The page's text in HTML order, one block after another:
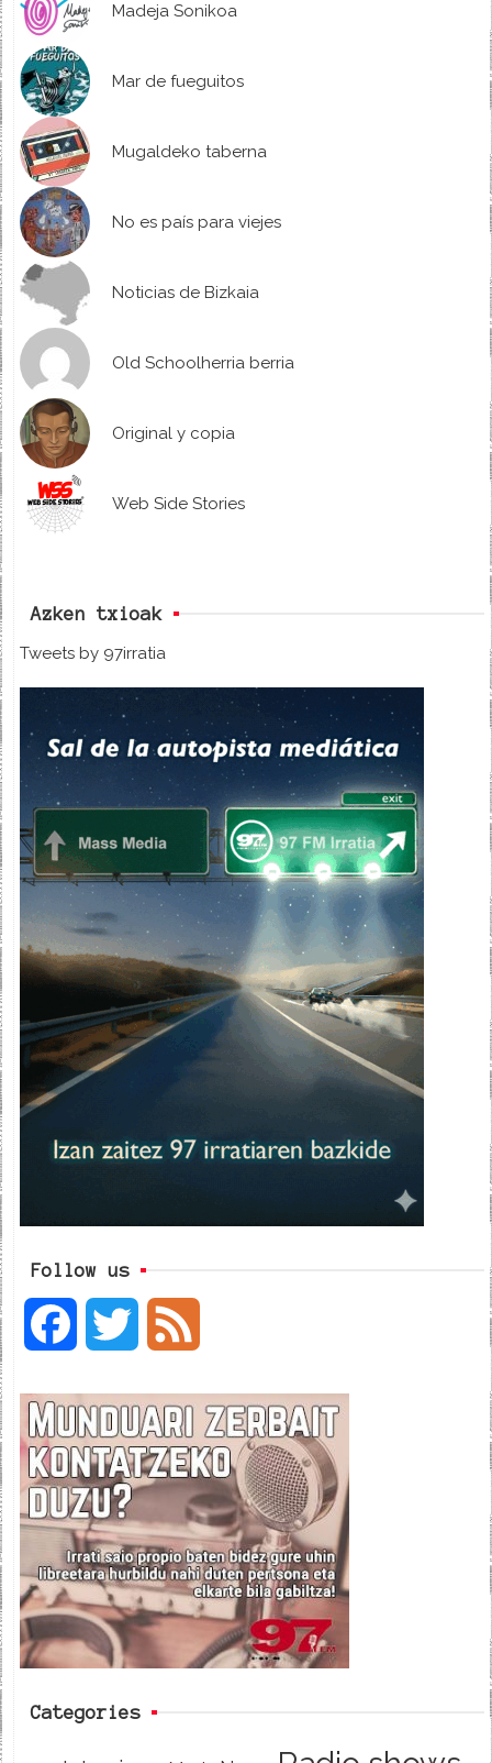
Madeja Sonikoa
Mar de fueguitos
Mugaldeko taberna
No es país para viejes
Noticias de Bizkaia
Old Schoolherria berria
Original y copia
Web Side Stories
Azken txioak
Tweets by 97irratia
Follow us
c
e
b
o
o
i
t
t
e
e
d
Categories